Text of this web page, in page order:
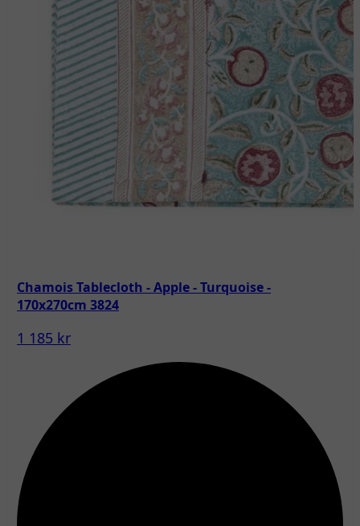
Chamois Tablecloth - Apple - Turquoise -
170x270cm 3824
1 185 kr